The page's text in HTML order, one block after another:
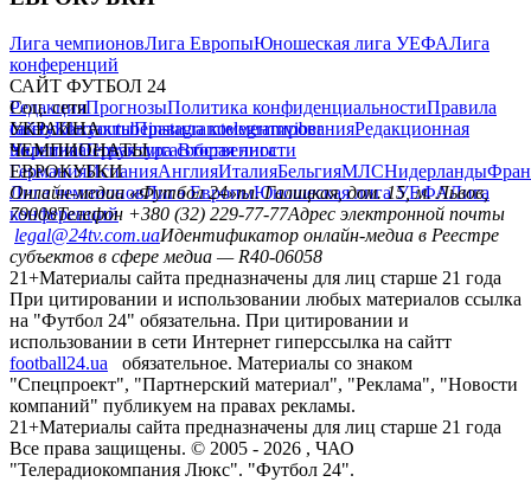
Лига чемпионовЛига ЕвропыЮношеская лига УЕФАЛига
конференций
САЙТ ФУТБОЛ 24
РедакцияПрогнозыПолитика конфиденциальностиПравила
сайтуКонтактыПравила комментированияРедакционная
политикаСтруктура собственности
Соц. сети
facebookxyoutubeinstagramtelegramviber
УКРАИНА
УкраинаПервая лигаВторая лига
ЧЕМПИОНАТЫ
ГерманияИспанияАнглияИталияБельгияМЛСНидерланды
ЕВРОКУБКИ
Лига чемпионовЛига ЕвропыЮношеская лига УЕФАЛига
конференций
Онлайн-медиа «Футбол 24»пл. Галицкая, дом. 15, м. Львов,
79008Телефон +380 (32) 229-77-77Адрес электронной почты
legal@24tv.com.uaИдентификатор онлайн-медиа в Реестре
субъектов в сфере медиа — R40-06058
21+Материалы сайта предназначены для лиц старше 21 года
При цитировании и использовании любых материалов ссылка
на "Футбол 24" обязательна. При цитировании и
использовании в сети Интернет гиперссылка на сайтт
football24.ua
обязательное. Материалы со знаком
"Спецпроект", "Партнерский материал", "Реклама", "Новости
компаний" публикуем на правах рекламы.
21+Материалы сайта предназначены для лиц старше 21 года
Все права защищены. © 2005 - 2026 , ЧАО
"Телерадиокомпания Люкс". "Футбол 24".